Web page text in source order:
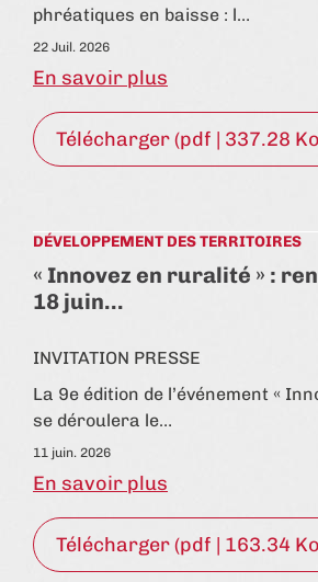
phréatiques en baisse : l…
22 Juil. 2026
En savoir plus
Télécharger (pdf | 337.28
DÉVELOPPEMENT DES TERRITOIRES
« Innovez en ruralité » :
18 juin…
INVITATION PRESSE
La 9e édition de l’événement «
se déroulera le…
11 juin. 2026
En savoir plus
Télécharger (pdf | 163.34